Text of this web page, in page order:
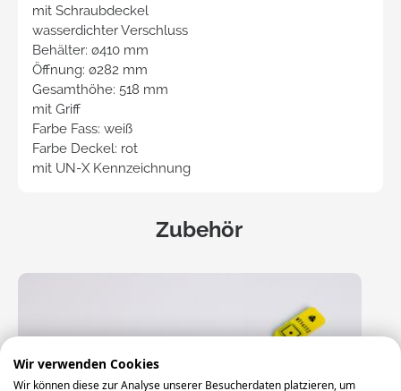
mit Schraubdeckel
wasserdichter Verschluss
Behälter: ø410 mm
Öffnung: ø282 mm
Gesamthöhe: 518 mm
mit Griff
Farbe Fass: weiß
Farbe Deckel: rot
mit UN-X Kennzeichnung
Zubehör
Wir verwenden Cookies
Wir können diese zur Analyse unserer Besucherdaten platzieren, um